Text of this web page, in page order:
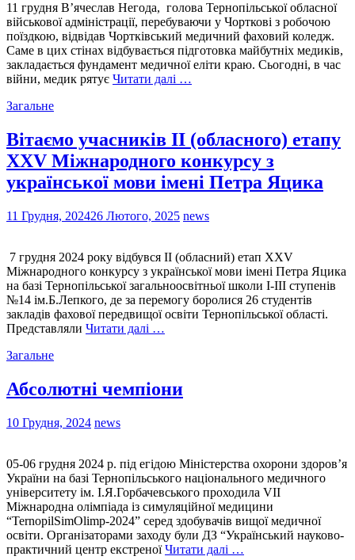
11 грудня В’ячеслав Негода, голова Тернопільської обласної
військової адміністрації, перебуваючи у Чорткові з робочою
поїздкою, відвідав Чортківський медичний фаховий коледж.
Саме в цих стінах відбувається підготовка майбутніх медиків,
закладається фундамент медичної еліти краю. Сьогодні, в час
війни, медик рятує Читати далі …
Загальне
Вітаємо учасників ІІ (обласного) етапу
ХХV Міжнародного конкурсу з
української мови імені Петра Яцика
11 Грудня, 202426 Лютого, 2025 news
7 грудня 2024 року відбувся ІІ (обласний) етап ХХV
Міжнародного конкурсу з української мови імені Петра Яцика
на базі Тернопільської загальноосвітньої школи І-ІІІ ступенів
№14 ім.Б.Лепкого, де за перемогу боролися 26 студентів
закладів фахової передвищої освіти Тернопільської області.
Представляли Читати далі …
Загальне
Абсолютні чемпіони
10 Грудня, 2024 news
05-06 грудня 2024 р. під егідою Міністерства охорони здоров’я
України на базі Тернопільського національного медичного
університету ім. І.Я.Горбачевського проходила VII
Міжнародна олімпіада із симуляційної медицини
“TernopilSimOlimp-2024” серед здобувачів вищої медичної
освіти. Організаторами заходу були ДЗ “Український науково-
практичний центр екстреноїЧитати далі …